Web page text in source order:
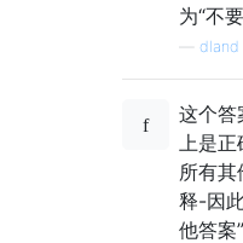
为“不
dland
这个
上是
所有
释-因
他答案